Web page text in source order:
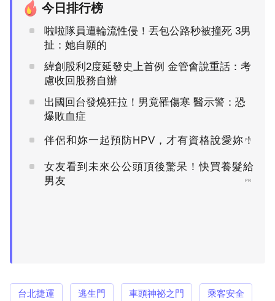
今日排行榜
啦啦隊員遭輪流性侵！丟包公路秒被撞死 3男
扯：她自願的
緯創股利2度延發史上首例 金管會說重話：考
慮收回股務自辦
出國回台發燒狂拉！男竟罹傷寒 醫示警：恐
爆敗血症
伴侶和妳一起預防HPV，才有資格說愛妳！
PR
女友看到未來公公頭頂後驚呆！快買養髮給
男友
PR
台北捷運 逃生門 車頭神祕之門 乘客安全